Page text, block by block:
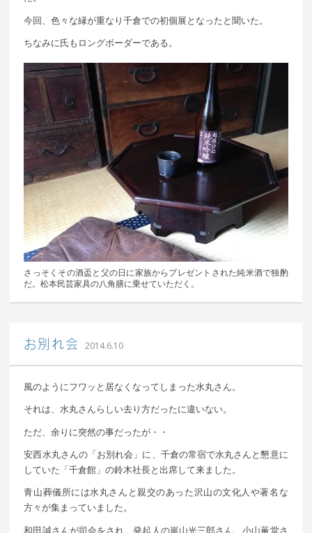
今回、色々な縁が重なり千倉での初個展となったと聞いた。
ちなみに氏もロングボーダーである。
さっそくその酒盃と父の日に家族からプレゼントされた純米酒で独酌
だ。松本民芸家具の八角膳に乗せていただく。
お別れ会 2014.6.10｜ 更新日：
込山 敏郎
風のようにフワッと居なくなってしまった水丸さん。
それは、水丸さんらしい去り方だったに違いない。
ただ、余りに突然の事だったが・・
安西水丸さんの「お別れ会」に、千倉の常宿で水丸さんと懇意に
していた「千倉館」の鈴木社長と出席して来ました。
青山葬儀所には水丸さんと親交のあった沢山の文化人や著名な
方々が集まっていました。
和田誠さんが司会をされ、発起人の嵐山光三郎さん、小山薫堂さ